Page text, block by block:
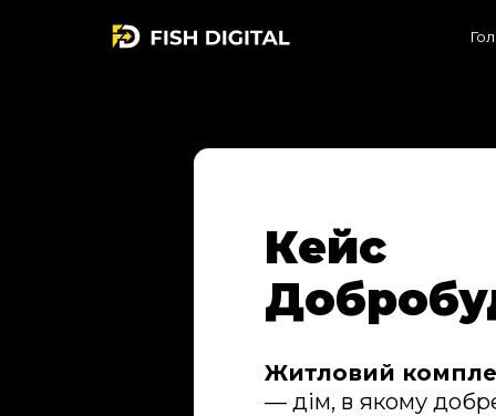
Кейс
Житловий
— дім, в якому